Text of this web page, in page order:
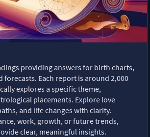
providing answers for birth charts,
forecasts. Each report is around 2,000
explores a specific theme,
placements. Explore love
and life changes with clarity.
work, growth, or future trends,
clear, meaningful insights.